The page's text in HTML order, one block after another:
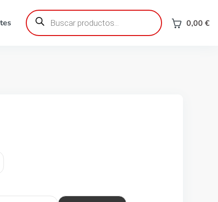
Búsqueda
de
productos 0,00 €